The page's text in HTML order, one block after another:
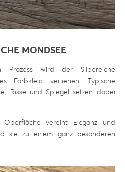
MONDSEE
Prozess wird der Silbereiche
Farbkleid verliehen. Typische
Risse und Spiegel setzen dabei
vereint Eleganz und
sie zu einem ganz besonderen